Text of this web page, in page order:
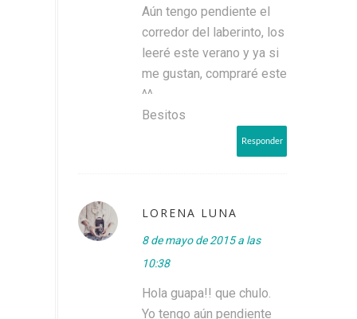
Aún tengo pendiente el
corredor del laberinto, los
leeré este verano y ya si
me gustan, compraré este
^^
Besitos
Responder
LORENA LUNA
8 de mayo de 2015 a las
10:38
Hola guapa!! que chulo.
Yo tengo aún pendiente